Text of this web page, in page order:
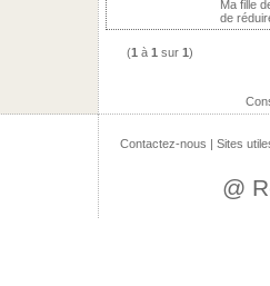
Ma fille
de
(1 à 1 sur 1)
Contactez-nous | Sites
@